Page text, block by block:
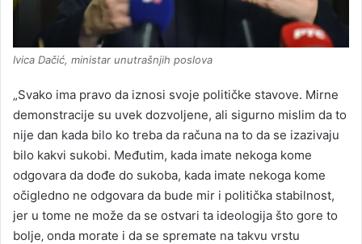
Ivica Dačić, ministar unutrašnjih poslova
„Svako ima pravo da iznosi svoje političke stavove. Mirne
demonstracije su uvek dozvoljene, ali sigurno mislim da to
nije dan kada bilo ko treba da računa na to da se izazivaju
bilo kakvi sukobi. Međutim, kada imate nekoga kome
odgovara da dođe do sukoba, kada imate nekoga kome
očigledno ne odgovara da bude mir i politička stabilnost,
jer u tome ne može da se ostvari ta ideologija što gore to
bolje‚ onda morate i da se spremate na takvu vrstu